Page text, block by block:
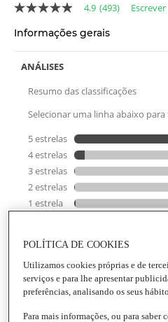
4.9
5
médio
classificação.
493
Link
mesma
4.9 (493)
Informações gerais
POLÍTICA DE COOKIES
Utilizamos cookies próprias e de
serviços e para lhe apresentar
preferências, analisando os seus
Para mais informações, ou para saber